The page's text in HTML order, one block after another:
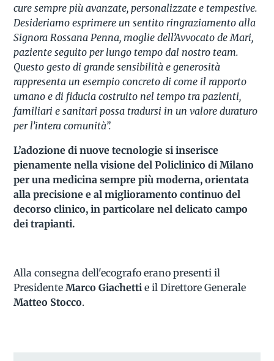
cure sempre più avanzate, personalizzate e tempestive.
Desideriamo esprimere un sentito ringraziamento alla
Signora Rossana Penna, moglie dell’Avvocato de Mari,
paziente seguito per lungo tempo dal nostro team.
Questo gesto di grande sensibilità e generosità
rappresenta un esempio concreto di come il rapporto
umano e di fiducia costruito nel tempo tra pazienti,
familiari e sanitari possa tradursi in un valore duraturo
per l’intera comunità”.
L’adozione di nuove tecnologie si inserisce
pienamente nella visione del Policlinico di Milano
per una medicina sempre più moderna, orientata
alla precisione e al miglioramento continuo del
decorso clinico, in particolare nel delicato campo
dei trapianti.
Alla consegna dell'ecografo erano presenti il
PresidenteMarco Giachetti e il Direttore Generale
Matteo Stocco.